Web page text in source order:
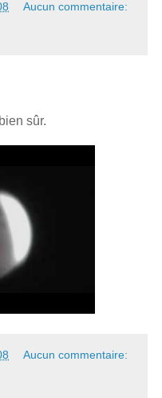
Aucun commentaire:
sûr.
Aucun commentaire: